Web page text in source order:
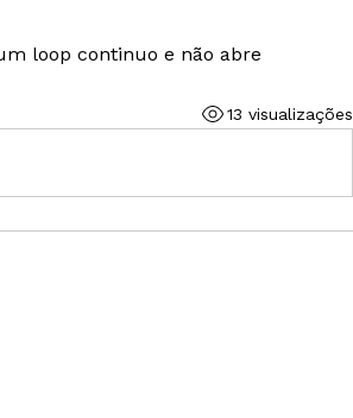
loop continuo e não abre
13 visualizações